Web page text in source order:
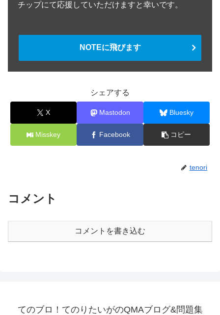
チップにて応援していただけますと幸いです。
NOTEに飛びます
シェアする
X Mastodon Bluesky
Misskey Facebook コピー
tenori
コメント
コメントを書き込む
てのブロ！てのりたいがのQMAブログ&問題集